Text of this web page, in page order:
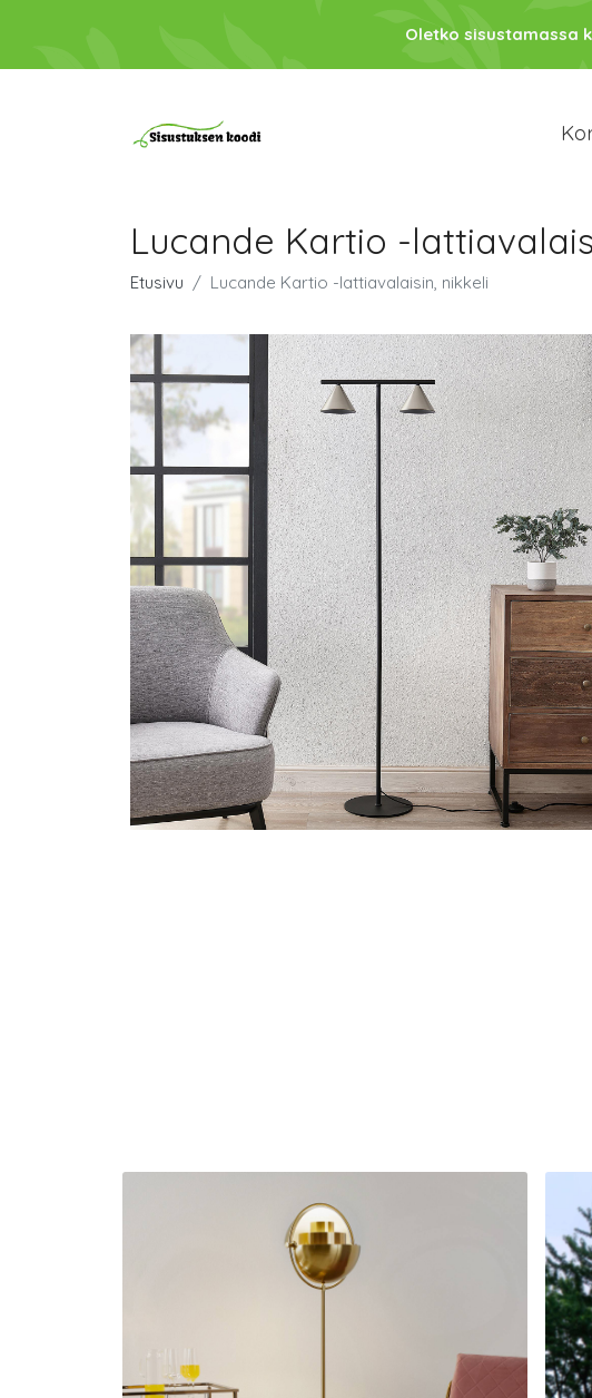
Oletko sisustamassa
Lucande Kartio -
Etusivu Lucande Kartio -lattiavalaisin, nikkeli